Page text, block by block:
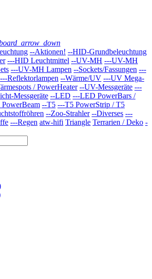
--Aktionen! --HID-Grundbeleuchtung
---HID Leuchtmittel --UV-MH ---UV-MH
---UV-MH Lampen --Sockets/Fassungen ---
---Reflektorlampen --Wärme/UV ---UV Mega-
/ PowerHeater --UV-Messgeräte ---
Messgeräte --LED ---LED PowerBars /
--T5 ---T5 PowerStrip / T5
--Zoo-Strahler --Diverses ---
---Regen atw-hifi Triangle Terrarien / Deko -